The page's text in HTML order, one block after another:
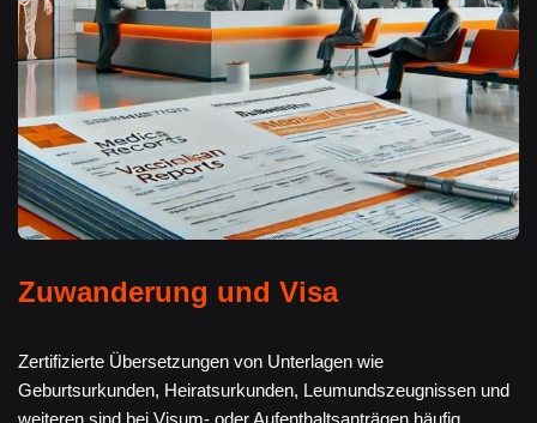
Zuwanderung und Visa
Zertifizierte Übersetzungen von Unterlagen wie
Geburtsurkunden, Heiratsurkunden, Leumundszeugnissen und